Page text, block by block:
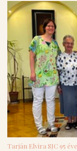
Tarján Elvira SJC 95